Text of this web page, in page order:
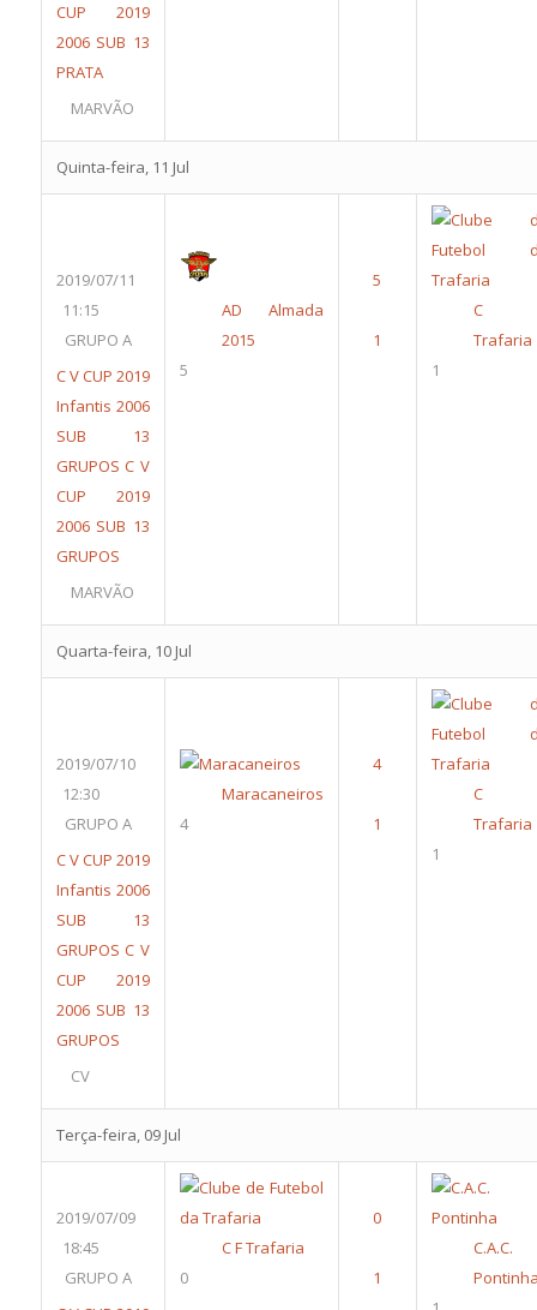
CUP 2019
2006 SUB 13
PRATA
MARVÃO
Quinta-feira, 11 Jul
2019/07/11
11:15
GRUPO A
C V CUP 2019
Infantis 2006
SUB 13
GRUPOS C V
CUP 2019
2006 SUB 13
GRUPOS
MARVÃO
AD Almada
2015
5
C
Trafaria
1
Quarta-feira, 10 Jul
2019/07/10
12:30
GRUPO A
C V CUP 2019
Infantis 2006
SUB 13
GRUPOS C V
CUP 2019
2006 SUB 13
GRUPOS
CV
Maracaneiros
4
C
Trafaria
1
Terça-feira, 09 Jul
2019/07/09
18:45
GRUPO A
C F Trafaria
0
C.A.C.